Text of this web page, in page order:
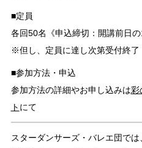
■定員
各回50名《申込締切：開講前日の
※但し、定員に達し次第受付終了
■参加方法・申込
参加方法の詳細やお申し込みは彩
ト にて
スターダンサーズ・バレエ団で